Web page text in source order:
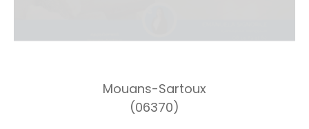
Mouans-Sartoux
(06370)